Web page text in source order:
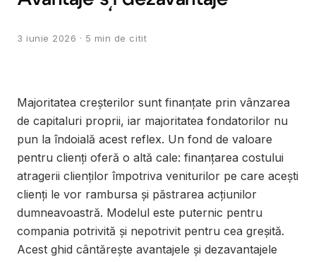
3 iunie 2026 · 5 min de citit
Majoritatea creșterilor sunt finanțate prin vânzarea
de capitaluri proprii, iar majoritatea fondatorilor nu
pun la îndoială acest reflex. Un fond de valoare
pentru clienți oferă o altă cale: finanțarea costului
atragerii clienților împotriva veniturilor pe care acești
clienți le vor rambursa și păstrarea acțiunilor
dumneavoastră. Modelul este puternic pentru
compania potrivită și nepotrivit pentru cea greșită.
Acest ghid cântărește avantajele și dezavantajele